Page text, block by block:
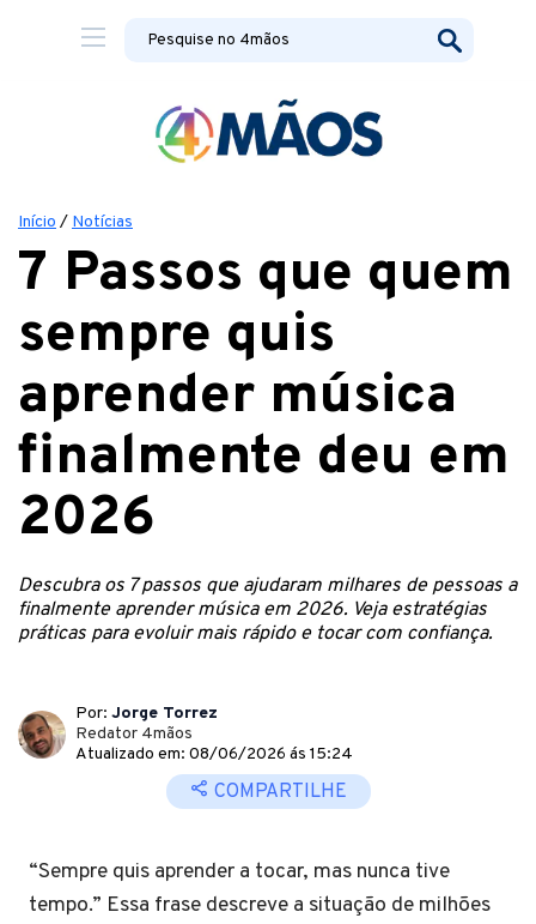
Início / Notícias
7 Passos que quem
sempre quis
aprender música
finalmente deu em
2026
Descubra os 7 passos que ajudaram milhares de pessoas a
finalmente aprender música em 2026. Veja estratégias
práticas para evoluir mais rápido e tocar com confiança.
Por: Jorge Torrez
Redator 4mãos
Atualizado em: 08/06/2026 ás 15:24
COMPARTILHE
“Sempre quis aprender a tocar, mas nunca tive
tempo.” Essa frase descreve a situação de milhões